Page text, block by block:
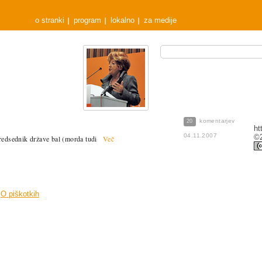
o stranki program lokalno za medije
države bal (morda tudi Več
20 komentarjev
04.11.2007
O piškotkih